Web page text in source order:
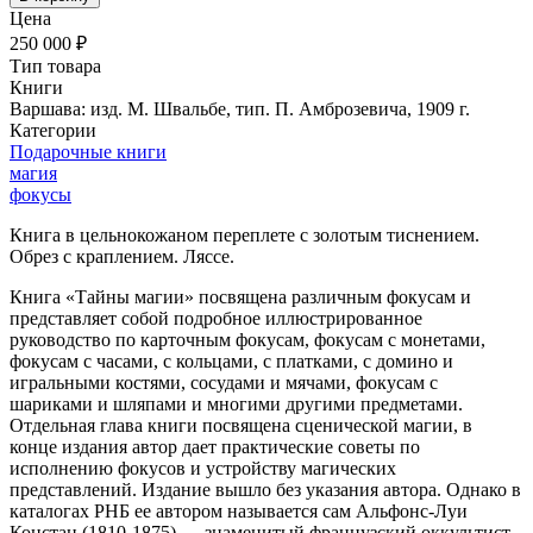
Цена
250 000 ₽
Тип товара
Книги
Варшава: изд. М. Швальбе, тип. П. Амброзевича, 1909 г.
Категории
Подарочные книги
магия
фокусы
Книга в цельнокожаном переплете с золотым тиснением.
Обрез с краплением. Ляссе.
Книга «Тайны магии» посвящена различным фокусам и
представляет собой подробное иллюстрированное
руководство по карточным фокусам, фокусам с монетами,
фокусам с часами, с кольцами, с платками, с домино и
игральными костями, сосудами и мячами, фокусам с
шариками и шляпами и многими другими предметами.
Отдельная глава книги посвящена сценической магии, в
конце издания автор дает практические советы по
исполнению фокусов и устройству магических
представлений. Издание вышло без указания автора. Однако в
каталогах РНБ ее автором называется сам Альфонс-Луи